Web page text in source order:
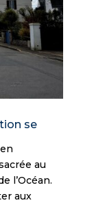
se
au
l’Océan.
aux